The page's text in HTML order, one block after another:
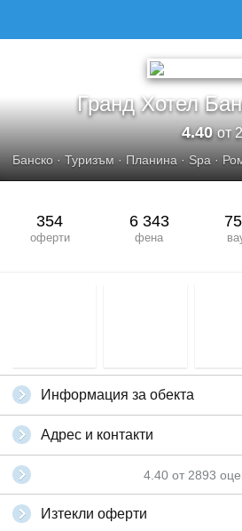
Гранд Хотел
4.40от
Банско · Туризъм · Планина · Spa ·
354
оферти
6 343
фена
Информация за обекта
Адрес и контакти
4.40 от 2893
Изтекли оферти